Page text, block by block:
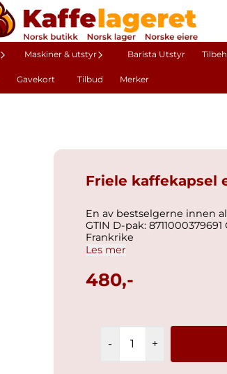
Maskiner & utstyr Barista Utstyr
Gavekort Tilbud Merker
Friele kaffekapsel
En av bestselgerne innen
GTIN D-pak: 8711000379691 GTIN F-pak: 8711000379684 Produksjonsland:
Frankrike
Les mer
480,-
- +